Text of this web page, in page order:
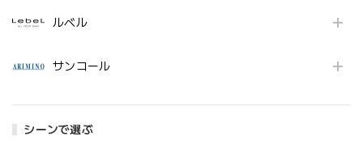
ルベル
サンコール
シーンで選ぶ